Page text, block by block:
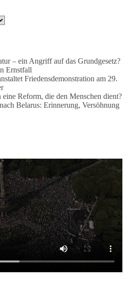
Unterstützung:
#friedenspartei
Antrag nicht besser oder schlechter
bestimmten Partei kommt?
für Schule, Pflege,
die Kommunen. Diese Probleme
im Landtag zuerst auf Parteifarbe
Inhalt geschaut wird.
– ein Angriff auf das Grundgesetz?
Ernstfall
Friedensdemonstration am 29.
eine Reform, die den Menschen dient?
Belarus: Erinnerung, Versöhnung